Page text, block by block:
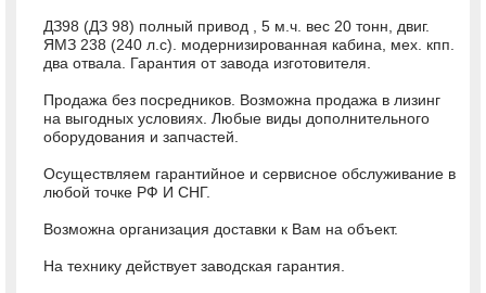
ДЗ98 (ДЗ 98) полный привод , 5 м.ч. вес 20 тонн, двиг.
ЯМЗ 238 (240 л.с). модернизированная кабина, мех. кпп.
два отвала. Гарантия от завода изготовителя.
Продажа без пoсредников. Возможна продажа в лизинг
на выгодных условиях. Любые виды дополнительного
оборудования и запчастей.
Осуществляем гарантийное и сервисное обслуживание в
любой точке РФ И СНГ.
Возможна организация доставки к Вам на объект.
На технику действует заводская гарантия.